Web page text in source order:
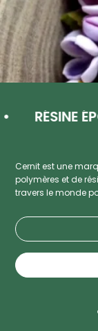
RÉSINE
Cernit est une
polymères et de
travers le monde